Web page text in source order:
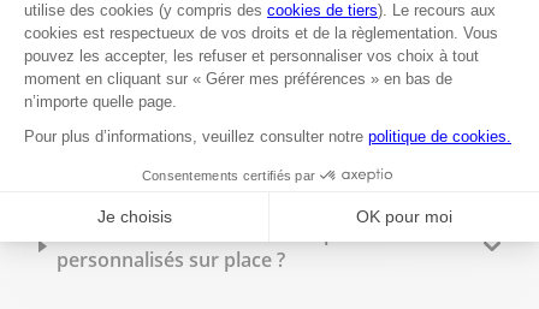
Peut-on faire imprimer des flyers à Bureau
Vallée Auxerre ?
Quels types de reliure sont disponibles en
magasin ?
personnalisés sur place ?